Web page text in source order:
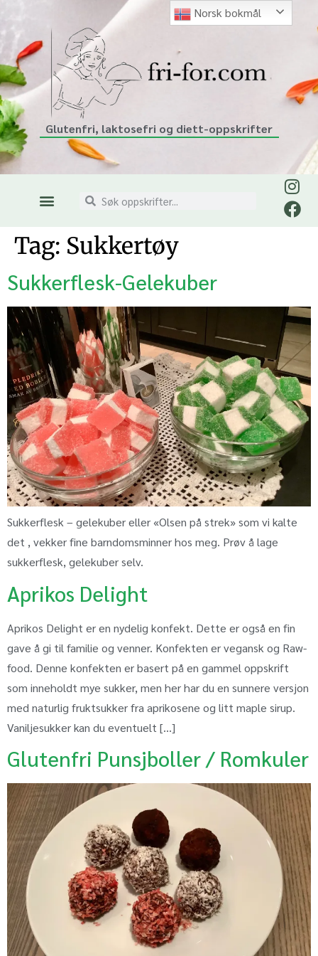
Glutenfri, laktosefri og diett-oppskrifter
Tag: Sukkertøy
Sukkerflesk-Gelekuber
Sukkerflesk – gelekuber eller «Olsen på strek» som vi kalte
det , vekker fine barndomsminner hos meg. Prøv å lage
sukkerflesk, gelekuber selv.
Aprikos Delight
Aprikos Delight er en nydelig konfekt. Dette er også en fin
gave å gi til familie og venner. Konfekten er vegansk og Raw-
food. Denne konfekten er basert på en gammel oppskrift
som inneholdt mye sukker, men her har du en sunnere versjon
med naturlig fruktsukker fra aprikosene og litt maple sirup.
Vaniljesukker kan du eventuelt […]
Glutenfri Punsjboller / Romkuler
Norsk bokmål